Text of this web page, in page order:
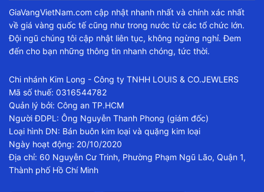
GiaVangVietNam.com cập nhật nhanh nhất và chính xác nhất
về giá vàng quốc tế cũng như trong nước từ các tổ chức lớn.
Đội ngũ chúng tôi cập nhật liên tục, không ngừng nghỉ. Đem
đến cho bạn những thông tin nhanh chóng, tức thời.
Chi nhánh Kim Long - Công ty TNHH LOUIS & CO.JEWLERS
Mã số thuế: 0316544782
Quản lý bởi: Công an TP.HCM
Người ĐDPL: Ông Nguyễn Thanh Phong (giám đốc)
Loại hình DN: Bán buôn kim loại và quặng kim loại
Ngày hoạt động: 20/10/2020
Địa chỉ: 60 Nguyễn Cư Trinh, Phường Phạm Ngũ Lão, Quận 1,
Thành phố Hồ Chí Minh